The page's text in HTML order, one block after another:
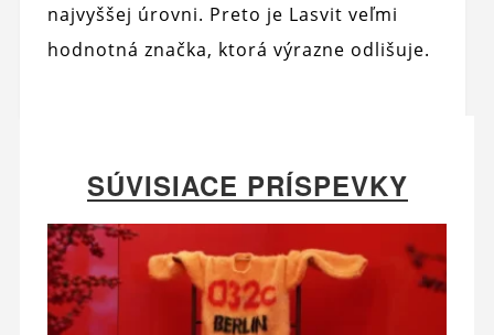
najvyššej úrovni. Preto je Lasvit veľmi
hodnotná značka, ktorá výrazne odlišuje.
SÚVISIACE PRÍSPEVKY